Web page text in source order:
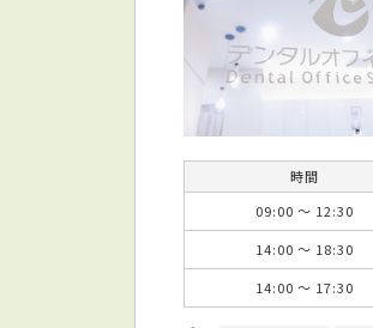
時間
09:00 ～ 12:30
14:00 ～ 18:30
14:00 ～ 17:30